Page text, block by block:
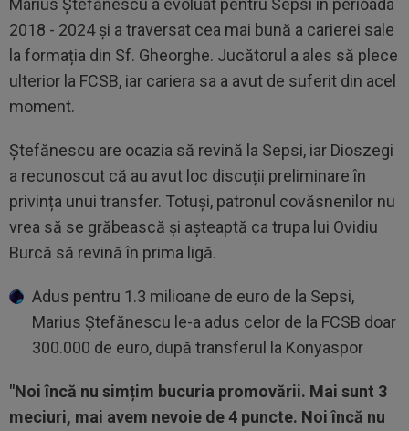
2018 - 2024 și a traversat cea mai bună a carierei sale
la formația din Sf. Gheorghe. Jucătorul a ales să plece
ulterior la FCSB, iar cariera sa a avut de suferit din acel
moment.
Ștefănescu are ocazia să revină la Sepsi, iar Dioszegi
a recunoscut că au avut loc discuții preliminare în
privința unui transfer. Totuși, patronul covăsnenilor nu
vrea să se grăbească și așteaptă ca trupa lui Ovidiu
Burcă să revină în prima ligă.
Adus pentru 1.3 milioane de euro de la Sepsi,
Marius Ștefănescu le-a adus celor de la FCSB doar
300.000 de euro, după transferul la Konyaspor
"Noi încă nu simțim bucuria promovării. Mai sunt 3
meciuri, mai avem nevoie de 4 puncte. Noi încă nu